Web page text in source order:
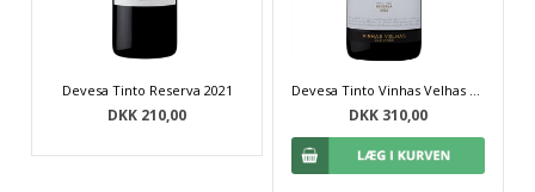
Devesa Tinto Reserva 2021
DKK 210,00 DKK 310,00